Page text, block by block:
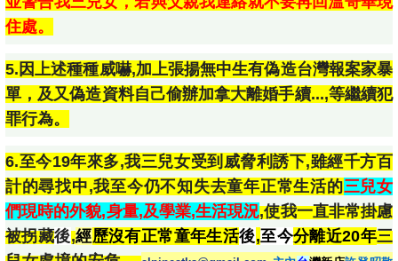
住處。
5.因上述種種威嚇,加上張揚無中生有偽造台灣報案家暴
單，及又偽造資料自己偷辦加拿大離婚手續...,等繼續犯
罪行為。
6.至今19年來多,我三兒女受到威脅利誘下,雖經千方百
計的尋找中,我至今仍不知失去童年正常生活的三兒女
們現時的外貌,身量,及學業,生活現況,使我一直非常掛慮
被拐藏後,經歷沒有正常童年生活後,至今分離近20年三